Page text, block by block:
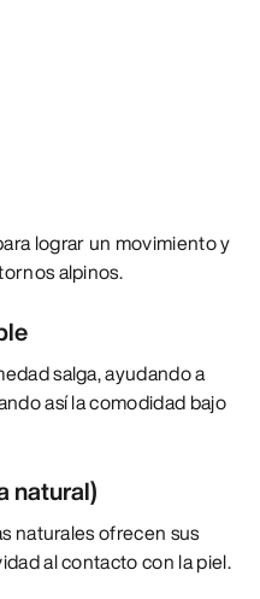
lograr un movimiento y
alpinos.
salga, ayudando a
así la comodidad bajo
natural)
naturales ofrecen sus
al contacto con la piel.